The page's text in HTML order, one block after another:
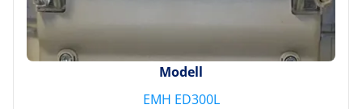
Modell
EMH ED300L